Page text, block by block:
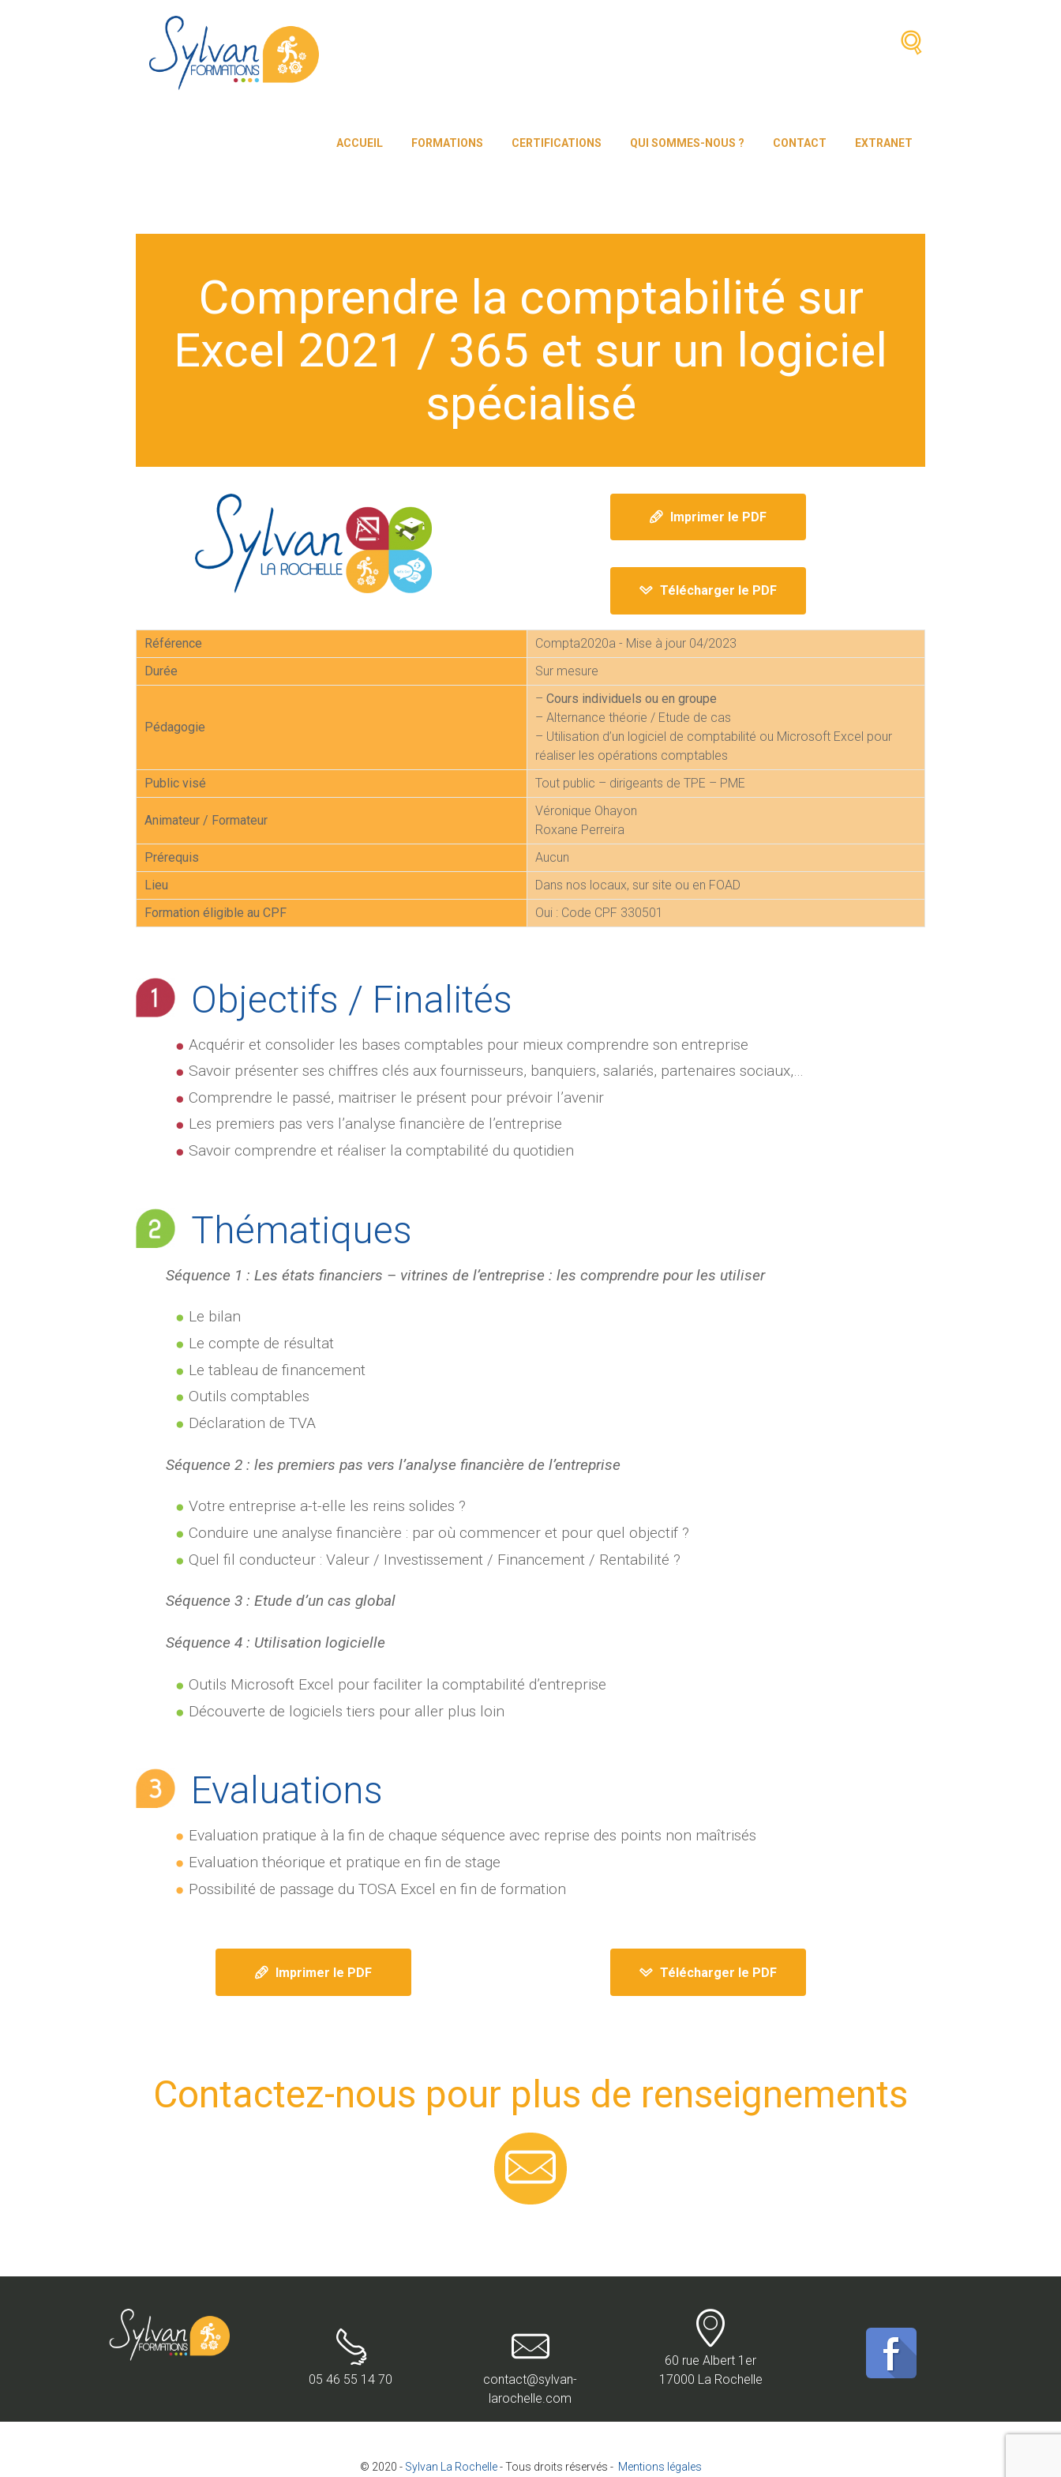
ACCUEIL FORMATIONS CERTIFICATIONS QUI SOMMES-NOUS ? CONTACT EXTRANET
Comprendre la comptabilité sur
Excel 2021 / 365 et sur un logiciel
spécialisé
Imprimer le PDF
Télécharger le PDF
Référence
Compta2020a - Mise à jour 04/2023
Durée
Sur mesure
Pédagogie
– Cours individuels ou en groupe
– Alternance théorie / Etude de cas
– Utilisation d’un logiciel de comptabilité ou Microsoft Excel pour
réaliser les opérations comptables
Public visé
Tout public – dirigeants de TPE – PME
Animateur / Formateur
Véronique Ohayon
Roxane Perreira
Prérequis
Aucun
Lieu
Dans nos locaux, sur site ou en FOAD
Formation éligible au CPF
Oui : Code CPF 330501
Objectifs / Finalités
Acquérir et consolider les bases comptables pour mieux comprendre son entreprise
Savoir présenter ses chiffres clés aux fournisseurs, banquiers, salariés, partenaires sociaux,…
Comprendre le passé, maitriser le présent pour prévoir l’avenir
Les premiers pas vers l’analyse financière de l’entreprise
Savoir comprendre et réaliser la comptabilité du quotidien
Thématiques
Séquence 1 : Les états financiers – vitrines de l’entreprise : les comprendre pour les utiliser
Le bilan
Le compte de résultat
Le tableau de financement
Outils comptables
Déclaration de TVA
Séquence 2 : les premiers pas vers l’analyse financière de l’entreprise
Votre entreprise a-t-elle les reins solides ?
Conduire une analyse financière : par où commencer et pour quel objectif ?
Quel fil conducteur : Valeur / Investissement / Financement / Rentabilité ?
Séquence 3 : Etude d’un cas global
Séquence 4 : Utilisation logicielle
Outils Microsoft Excel pour faciliter la comptabilité d’entreprise
Découverte de logiciels tiers pour aller plus loin
Evaluations
Evaluation pratique à la fin de chaque séquence avec reprise des points non maîtrisés
Evaluation théorique et pratique en fin de stage
Possibilité de passage du TOSA Excel en fin de formation
Imprimer le PDF Télécharger le PDF
Contactez-nous pour plus de renseignements
05 46 55 14 70
contact@sylvan-
larochelle.com
60 rue Albert 1er
17000 La Rochelle
© 2020 - Sylvan La Rochelle- Tous droits réservés - Mentions légales